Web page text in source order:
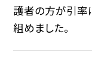
護者の方が引率
組めました。